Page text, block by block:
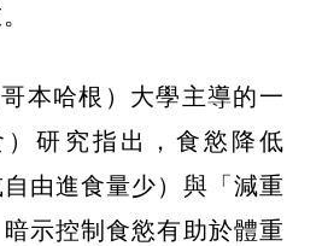
本哈根）大學主導的一
研究指出，食慾降低
自由進食量少）與「減重
示控制食慾有助於體重